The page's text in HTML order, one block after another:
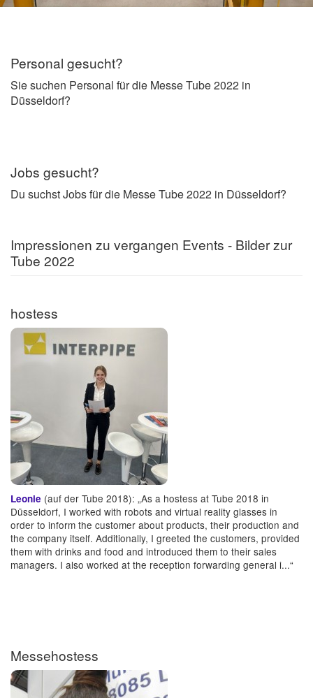
Personal gesucht?
Sie suchen Personal für die Messe Tube 2022 in
Düsseldorf?
Jobs gesucht?
Du suchst Jobs für die Messe Tube 2022 in Düsseldorf?
Impressionen zu vergangen Events - Bilder zur
Tube 2022
hostess
Leonie (auf der Tube 2018): „As a hostess at Tube 2018 in
Düsseldorf, I worked with robots and virtual reality glasses in
order to inform the customer about products, their production and
the company itself. Additionally, I greeted the customers, provided
them with drinks and food and introduced them to their sales
managers. I also worked at the reception forwarding general i...“
Messehostess